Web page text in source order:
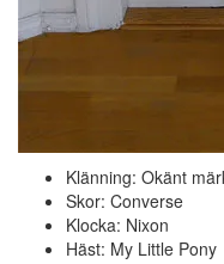
Klänning: Okänt
Skor: Converse
Klocka: Nixon
Häst: My Little Pony